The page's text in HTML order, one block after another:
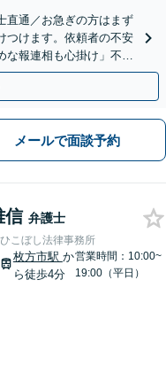
直通／お急ぎの方はまず
つけます。依頼者の不安
な報連相も心掛け」不起
夜間面談可】
メールで面談予約
信 弁護士
こぼし法律事務所
枚方市駅 か
ら徒歩4分
営業時間：10:00~
19:00（平日）